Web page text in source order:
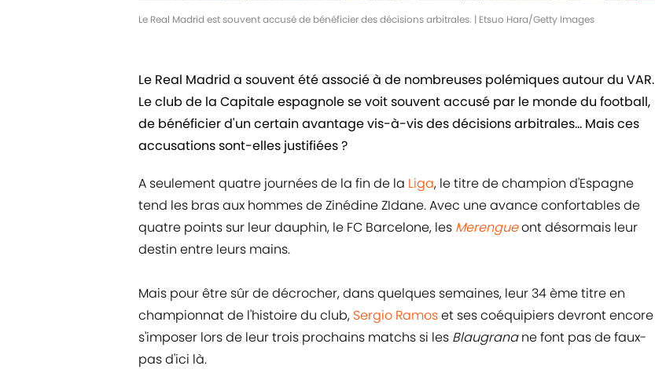
Le Real Madrid est souvent accusé de bénéficier des décisions arbitrales. | Etsuo Hara/Getty Images
Le Real Madrid a souvent été associé à de nombreuses polémiques autour du VAR.
Le club de la Capitale espagnole se voit souvent accusé par le monde du football,
de bénéficier d'un certain avantage vis-à-vis des décisions arbitrales... Mais ces
accusations sont-elles justifiées ?
A seulement quatre journées de la fin de la Liga, le titre de champion d'Espagne
tend les bras aux hommes de Zinédine ZIdane. Avec une avance confortables de
quatre points sur leur dauphin, le FC Barcelone, les Merengueont désormais leur
destin entre leurs mains.
Mais pour être sûr de décrocher, dans quelques semaines, leur 34 ème titre en
championnat de l'histoire du club, Sergio Ramoset ses coéquipiers devront encore
s'imposer lors de leur trois prochains matchs si les Blaugranane font pas de faux-
pas d'ici là.